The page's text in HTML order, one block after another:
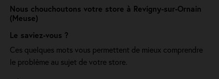
Nous chouchoutons votre store à Revigny-sur-Ornain
(Meuse)
Le saviez-vous ?
Ces quelques mots vous permettent de mieux comprendre
le problème au sujet de votre store.